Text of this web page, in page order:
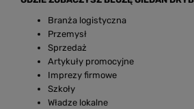
Branża logistyczna
Przemysł
Sprzedaż
Artykuły promocyjne
Imprezy firmowe
Szkoły
Władze lokalne